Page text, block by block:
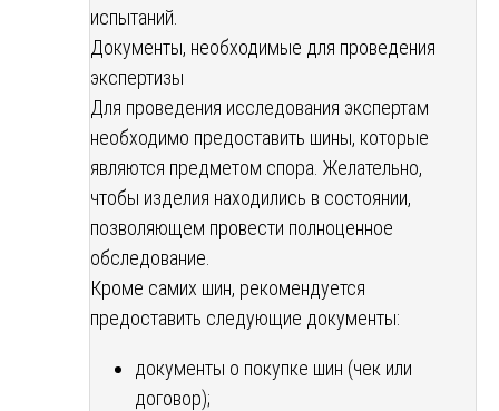
испытаний.
Документы, необходимые для проведения
экспертизы
Для проведения исследования экспертам
необходимо предоставить шины, которые
являются предметом спора. Желательно,
чтобы изделия находились в состоянии,
позволяющем провести полноценное
обследование.
Кроме самих шин, рекомендуется
предоставить следующие документы:
документы о покупке шин (чек или
договор);